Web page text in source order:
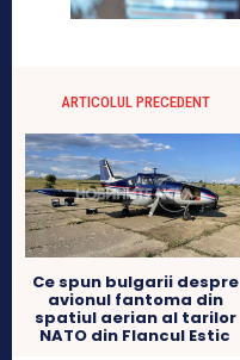
ARTICOLUL PRECEDENT
Ce spun bulgarii despre
avionul fantoma din
spatiul aerian al tarilor
NATO din Flancul Estic